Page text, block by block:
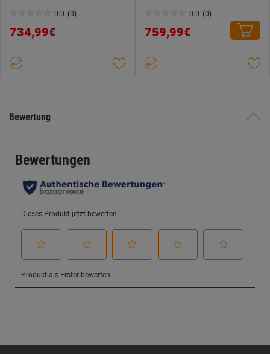
0.0 (0)
von
Sternen.
734,99€
0.0 (0)
von
Sternen.
759,99€
Bewertung